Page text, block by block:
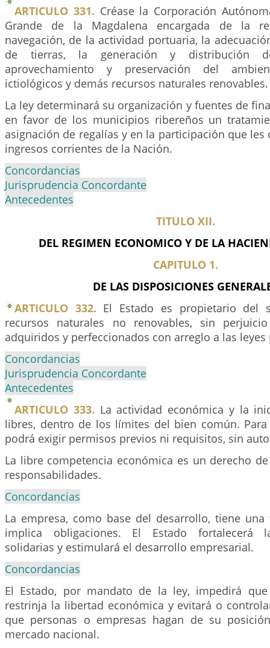
ARTICULO 331. Créase la Corporación
Grande de la Magdalena encargada de la
navegación, de la actividad portuaria, la
de tierras, la generación y distribución
aprovechamiento y preservación del
ictiológicos y demás recursos naturales renovables.
La ley determinará su organización y fuentes de
en favor de los municipios ribereños un
asignación de regalías y en la participación que
ingresos corrientes de la Nación.
Concordancias
Jurisprudencia Concordante
Antecedentes
TITULO XII.
DEL REGIMEN ECONOMICO Y DE LA
CAPITULO 1.
DE LAS DISPOSICIONES
ARTICULO 332. El Estado es propietario del
recursos naturales no renovables, sin
adquiridos y perfeccionados con arreglo a las leyes
Concordancias
Jurisprudencia Concordante
Antecedentes
ARTICULO 333. La actividad económica y la
libres, dentro de los límites del bien común.
podrá exigir permisos previos ni requisitos, sin
La libre competencia económica es un derecho
responsabilidades.
Concordancias
La empresa, como base del desarrollo, tiene
implica obligaciones. El Estado fortalecerá
solidarias y estimulará el desarrollo empresarial.
Concordancias
El Estado, por mandato de la ley, impedirá
restrinja la libertad económica y evitará o
que personas o empresas hagan de su
mercado nacional.